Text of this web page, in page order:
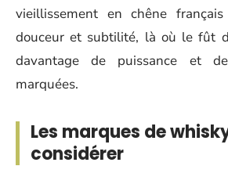
vieillissement en chêne
douceur et subtilité, là où le fût
davantage de puissance et
marquées.
Les marques de
considérer